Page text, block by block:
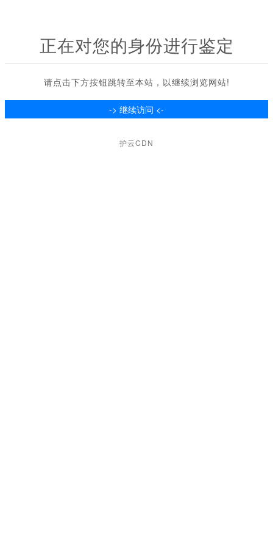
正在对您的身份进行鉴定
请点击下方按钮跳转至本站，以继续浏览网站!
护云CDN